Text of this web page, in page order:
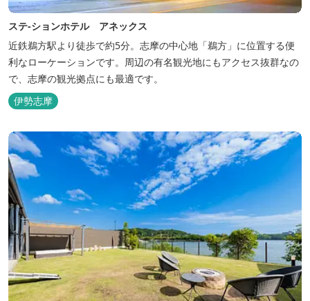
ステ-ションホテル アネックス
近鉄鵜方駅より徒歩で約5分。志摩の中心地「鵜方」に位置する便
利なローケーションです。周辺の有名観光地にもアクセス抜群なの
で、志摩の観光拠点にも最適です。
伊勢志摩